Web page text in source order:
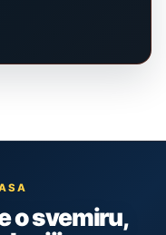
o svemiru,